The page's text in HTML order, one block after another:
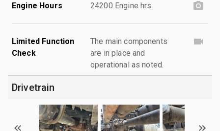
Engine Hours 24200 Engine hrs
Limited Function
Check
The main components
are in place and
operational as noted.
Drivetrain